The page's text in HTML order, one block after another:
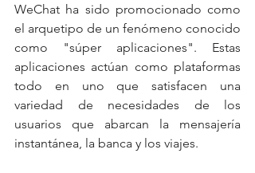
WeChat ha sido promocionado como
el arquetipo de un fenómeno conocido
como "súper aplicaciones". Estas
aplicaciones actúan como plataformas
todo en uno que satisfacen una
variedad de necesidades de los
usuarios que abarcan la mensajería
instantánea, la banca y los viajes.